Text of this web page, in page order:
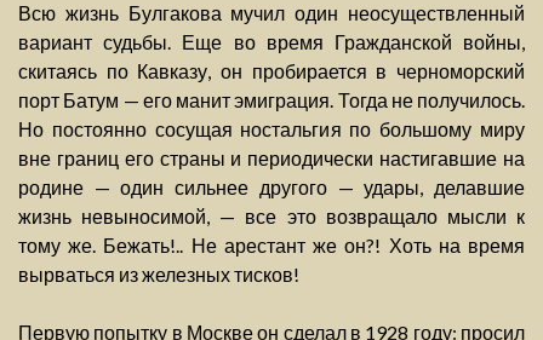
Всю жизнь Булгакова мучил один неосуществленный
вариант судьбы. Еще во время Гражданской войны,
скитаясь по Кавказу, он пробирается в черноморский
порт Батум — его манит эмиграция. Тогда не получилось.
Но постоянно сосущая ностальгия по большому миру
вне границ его страны и периодически настигавшие на
родине — один сильнее другого — удары, делавшие
жизнь невыносимой, — все это возвращало мысли к
тому же. Бежать!.. Не арестант же он?! Хоть на время
вырваться из железных тисков!
Первую попытку в Москве он сделал в 1928 году: просил